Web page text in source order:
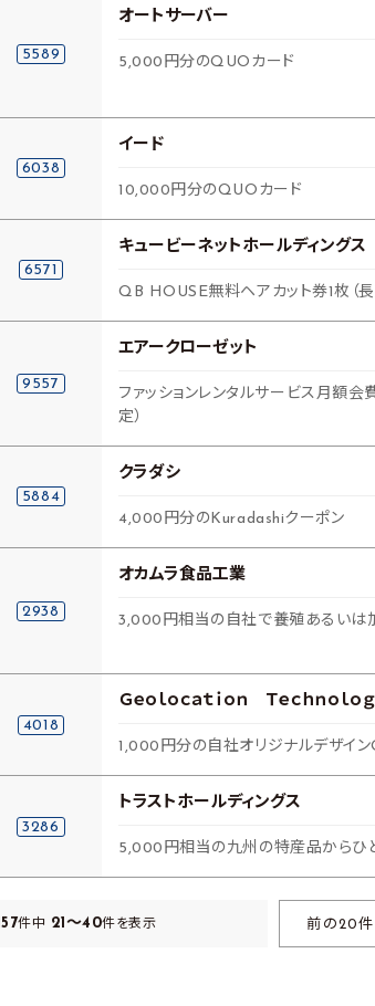
5589
オートサーバー
5,000円分のQUOカード
6038
イード
10,000円分のQUOカード
6571
キュービーネットホールディングス
QB HOUSE無料ヘアカット券1枚（長
9557
エアークローゼット
ファッションレンタルサービス月額会
定）
5884
クラダシ
4,000円分のKuradashiクーポン
2938
オカムラ食品工業
3,000円相当の自社で養殖あるいは
4018
Ｇｅｏｌｏｃａｔｉｏｎ Ｔｅｃｈｎｏｌｏ
1,000円分の自社オリジナルデザイ
3286
トラストホールディングス
5,000円相当の九州の特産品からひ
157件中 21～40件を表示 前の20件